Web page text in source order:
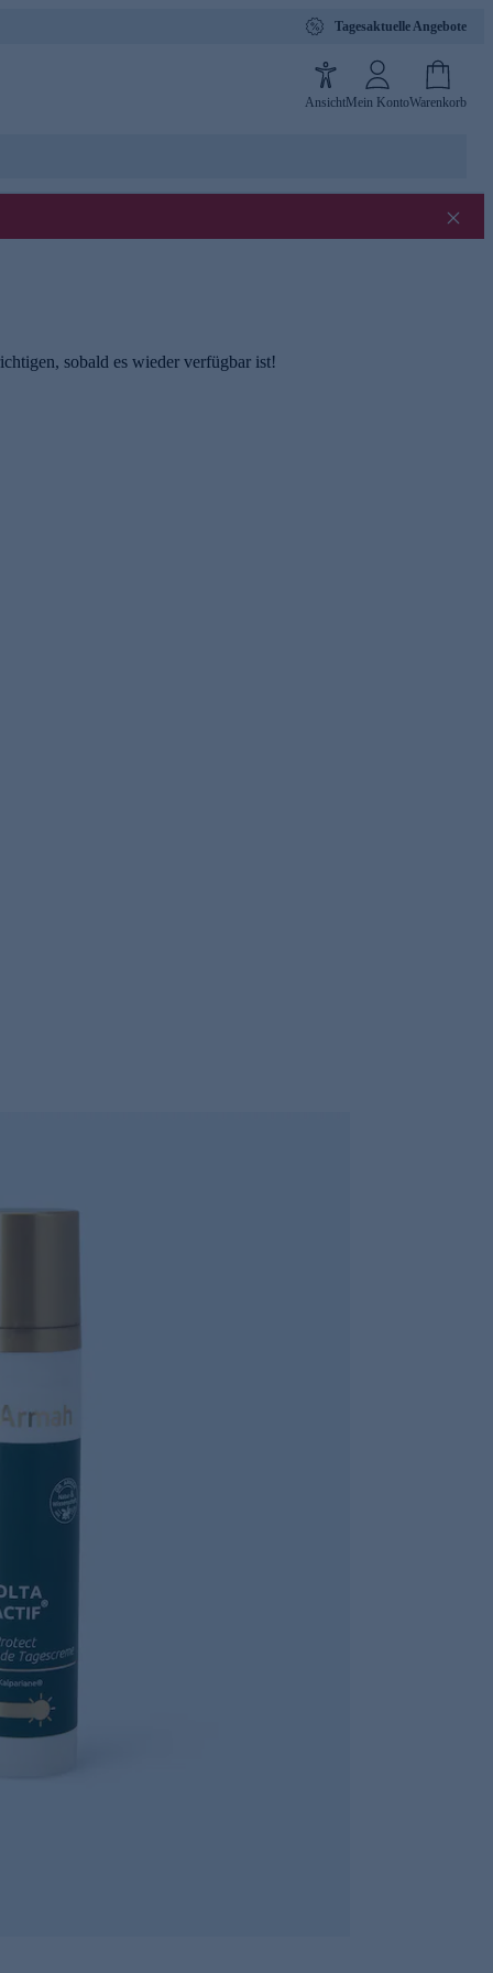
Tagesaktuelle Angebote
AnsichtMein KontoWarenkorb
sobald es wieder verfügbar ist!